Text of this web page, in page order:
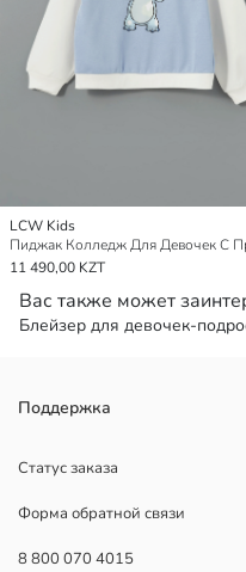
LCW Kids
11 490,00 KZT
Вас также может
Блейзер для девочек-
Поддержка
Статус заказа
Форма обратной связи
8 800 070 4015